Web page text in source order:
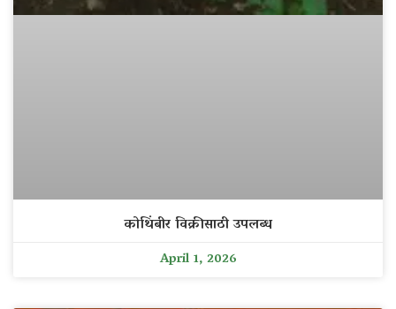
कोथिंबीर विक्रीसाठी उपलब्ध
April 1, 2026